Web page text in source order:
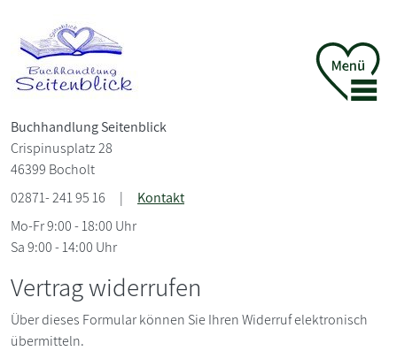
Buchhandlung Seitenblick
Crispinusplatz 28
46399 Bocholt
02871- 241 95 16
|
Kontakt
Mo-Fr 9:00 - 18:00 Uhr
Sa 9:00 - 14:00 Uhr
Vertrag widerrufen
Über dieses Formular können Sie Ihren Widerruf elektronisch
übermitteln.